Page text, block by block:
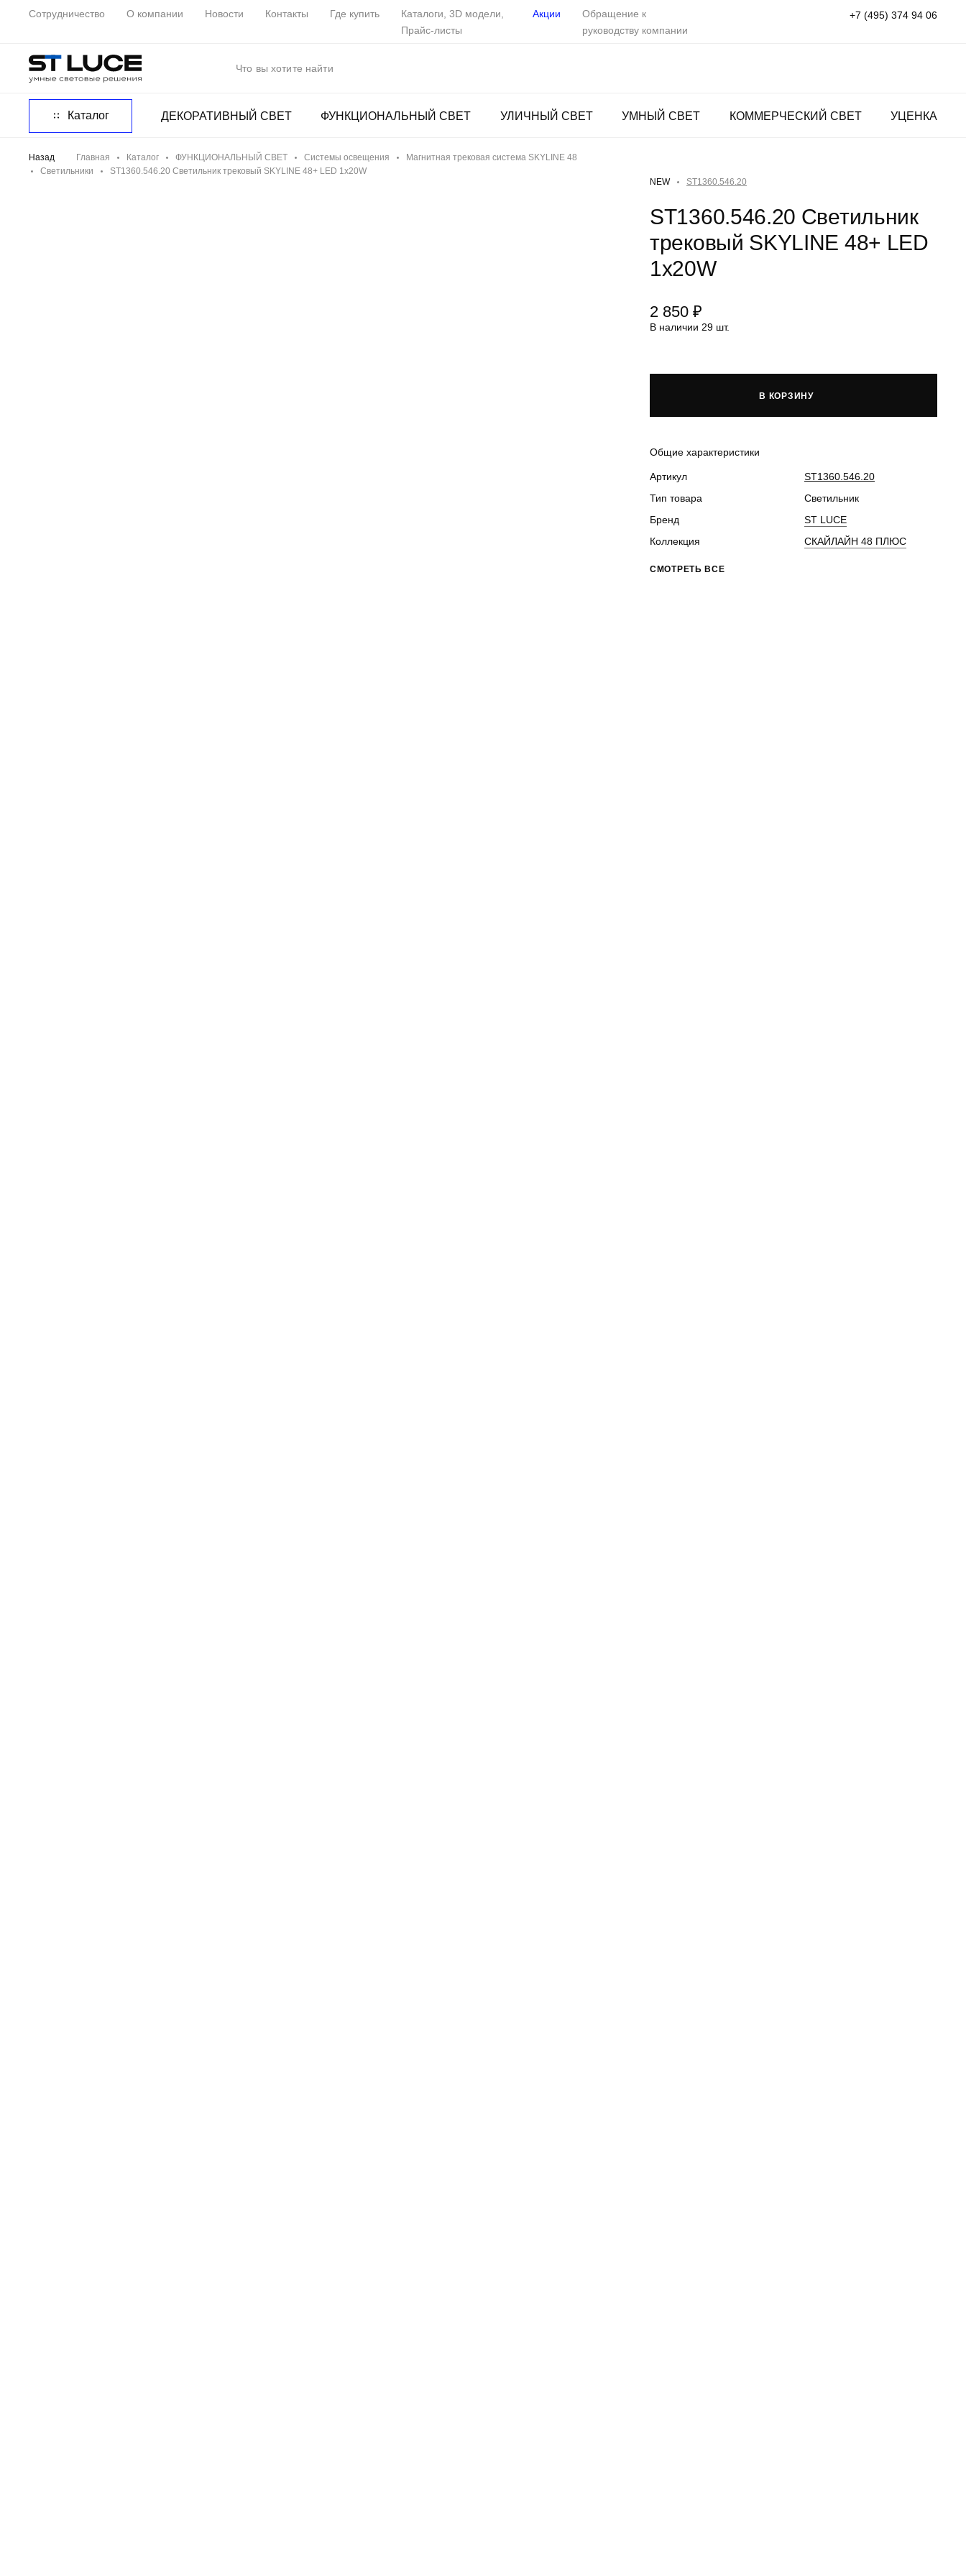
Сотрудничество О компании Новости Контакты Где купить
Каталоги, 3D модели,
Прайс-листы
Акции
Обращение к
руководству компании
+7 (495) 374 94 06
Каталог ДЕКОРАТИВНЫЙ СВЕТ ФУНКЦИОНАЛЬНЫЙ СВЕТ УЛИЧНЫЙ СВЕТ УМНЫЙ СВЕТ КОММЕРЧЕСКИЙ СВЕТ УЦЕНКА
Назад Главная Каталог ФУНКЦИОНАЛЬНЫЙ СВЕТ Системы освещения
Магнитная трековая система SKYLINE 48
Светильники
ST1360.546.20 Светильник трековый SKYLINE 48+ LED 1х20W
NEW
ST1360.546.20
ST1360.546.20 Светильник
трековый SKYLINE 48+ LED
1х20W
2 850 ₽
В наличии 29 шт.
В КОРЗИНУ
Общие характеристики
Артикул
ST1360.546.20
Тип товара
Светильник
Бренд
ST LUCE
Коллекция
СКАЙЛАЙН 48 ПЛЮС
СМОТРЕТЬ ВСЕ